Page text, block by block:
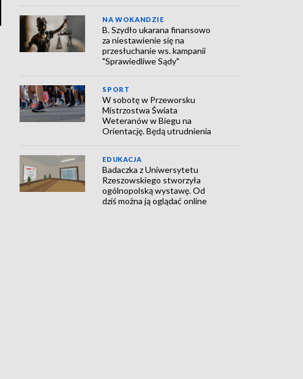
NA WOKANDZIE
B. Szydło ukarana finansowo
za niestawienie się na
przesłuchanie ws. kampanii
"Sprawiedliwe Sądy"
SPORT
W sobotę w Przeworsku
Mistrzostwa Świata
Weteranów w Biegu na
Orientację. Będą utrudnienia
EDUKACJA
Badaczka z Uniwersytetu
Rzeszowskiego stworzyła
ogólnopolską wystawę. Od
dziś można ją oglądać online